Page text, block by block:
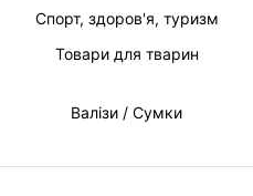
Спорт, здоров'я, туризм
Товари для тварин
Валізи / Сумки